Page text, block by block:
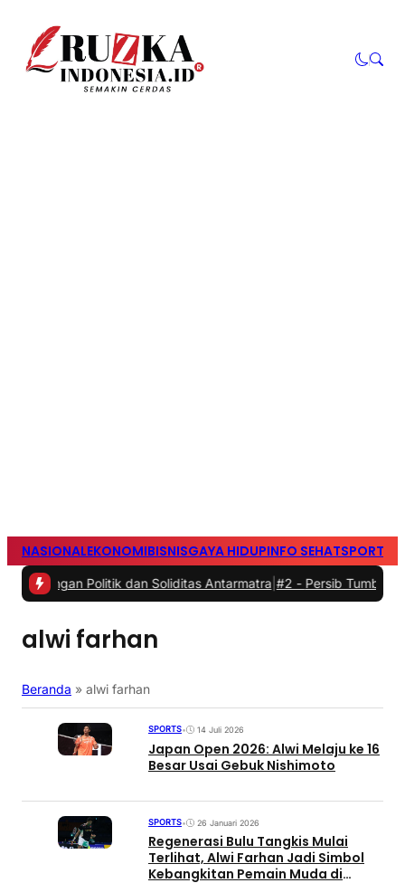
NASIONALEKONOMIBISNISGAYA HIDUPINFO SEHATSPORTS
Politik dan Soliditas Antarmatra|#2 -Persib Tumbang di Adu
alwi farhan
Beranda » alwi farhan
SPORTS• 14 Juli 2026
Japan Open 2026: Alwi Melaju ke 16
Besar Usai Gebuk Nishimoto
SPORTS• 26 Januari 2026
Regenerasi Bulu Tangkis Mulai
Terlihat, Alwi Farhan Jadi Simbol
Kebangkitan Pemain Muda di